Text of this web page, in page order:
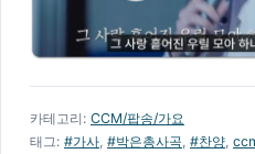
카테고리: CCM/팝송/가요
태그: #가사, #박은총사곡, #찬양,